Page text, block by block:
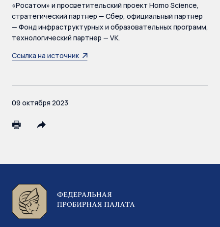
«Росатом» и просветительский проект Homo Science,
стратегический партнер — Сбер, официальный партнер
— Фонд инфраструктурных и образовательных программ,
технологический партнер — VK.
Ссылка на источник
09 октября 2023
ФЕДЕРАЛЬНАЯ
ПРОБИРНАЯ ПАЛАТА